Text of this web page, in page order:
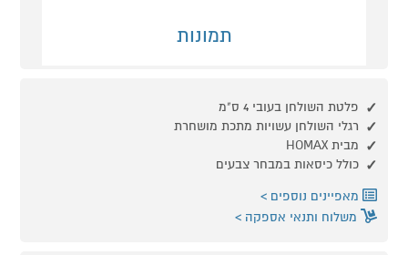
תמונות
פלטת השולחן בעובי 4 ס"מ
רגלי השולחן עשויות מתכת מושחרת
מבית HOMAX
כולל כיסאות במבחר צבעים
מאפיינים נוספים
משלוח ותנאי אספקה